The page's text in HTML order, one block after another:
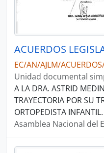
ACUERDOS
EC/AN/AJLM/
Unidad documental
A LA DRA. ASTRID
TRAYECTORIA POR SU
ORTOPEDISTA INFANTIL.
Asamblea Nacional del